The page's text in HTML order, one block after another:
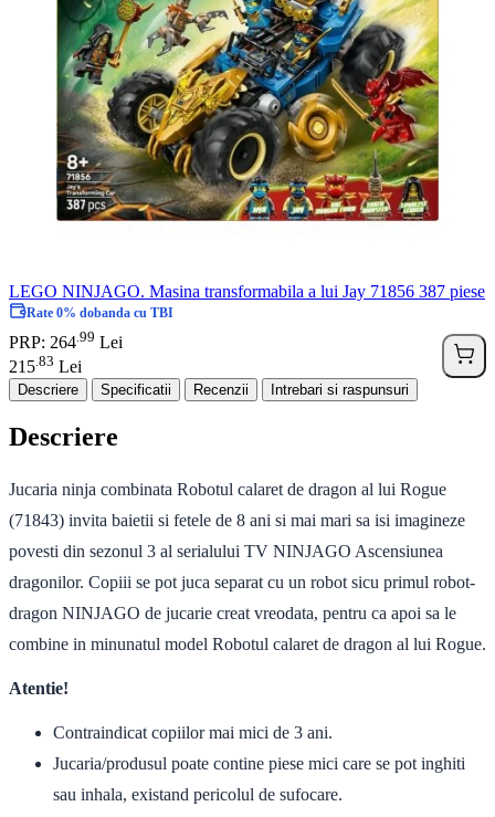
LEGO NINJAGO. Masina transformabila a lui Jay 71856 387 piese
Rate 0% dobanda cu TBI
PRP: 264 99 Lei
215 83 Lei
Descriere Specificatii Recenzii Intrebari si raspunsuri
Descriere
Jucaria ninja combinata Robotul calaret de dragon al lui Rogue
(71843) invita baietii si fetele de 8 ani si mai mari sa isi imagineze
povesti din sezonul 3 al serialului TV NINJAGO Ascensiunea
dragonilor. Copiii se pot juca separat cu un robot sicu primul robot-
dragon NINJAGO de jucarie creat vreodata, pentru ca apoi sa le
combine in minunatul model Robotul calaret de dragon al lui Rogue.
Atentie!
Contraindicat copiilor mai mici de 3 ani.
Jucaria/produsul poate contine piese mici care se pot inghiti
sau inhala, existand pericolul de sufocare.